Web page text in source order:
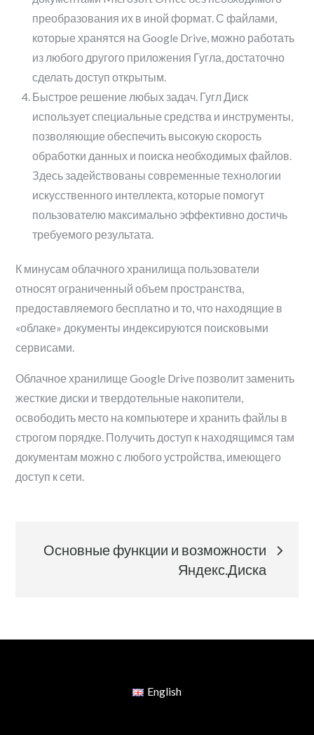
преобразования их в иной формат. С файлами,
которые хранятся на Google Drive, можно работать
из любого другого приложения Гугла, достаточно
сделать доступ открытым.
Быстрое решение любых задач. Гугл Диск
использует специальные средства и инструменты,
позволяющие обеспечить высокую скорость
обработки данных и поиска необходимых файлов.
Здесь задействованы современные технологии
искусственного интеллекта, которые помогут
пользователю максимально эффективно достичь
требуемого результата.
К минусам облачного хранилища пользователи
относят ограниченный объем пространства,
предоставляемого бесплатно и то, что находящие в
«облаке» документы индексируются поисковыми
сервисами.
Облачное хранилище Google Drive позволит заменить
жесткие диски и твердотельные накопители,
освободить место на компьютере и хранить файлы в
строгом порядке. Получить доступ к находящимся там
документам можно с любого устройства, имеющего
доступ к сети.
Навигация
Основные функции и возможности
Яндекс.Диска
English